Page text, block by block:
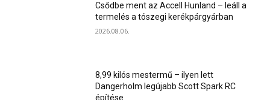
Csődbe ment az Accell Hunland – leáll a
termelés a tószegi kerékpárgyárban
2026.08.06.
8,99 kilós mestermű – ilyen lett
Dangerholm legújabb Scott Spark RC
építése